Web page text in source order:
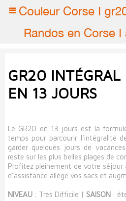
Couleur Corse I
Randos en Corse
GR20 INTÉGRAL
EN 13 JOURS
Le GR20 en 13 jours est la formule idéale si l'on manque de
temps pour parcourir l'intégralité
garder quelques jours de
reste sur les plus belles plages de
Profitez pleinement de votre séjour
d’assistance allége vos sacs et
NIVEAU : Très Difficile | SAISON :